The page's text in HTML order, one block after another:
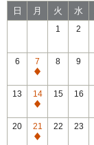
館
日 月 火 水
1 2
6
7
通
常
休
館
8 9
13
14
通
常
休
15 16
20
21
通
22 23